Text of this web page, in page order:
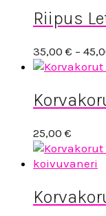
Riipus
35,00 € –
25,00 €